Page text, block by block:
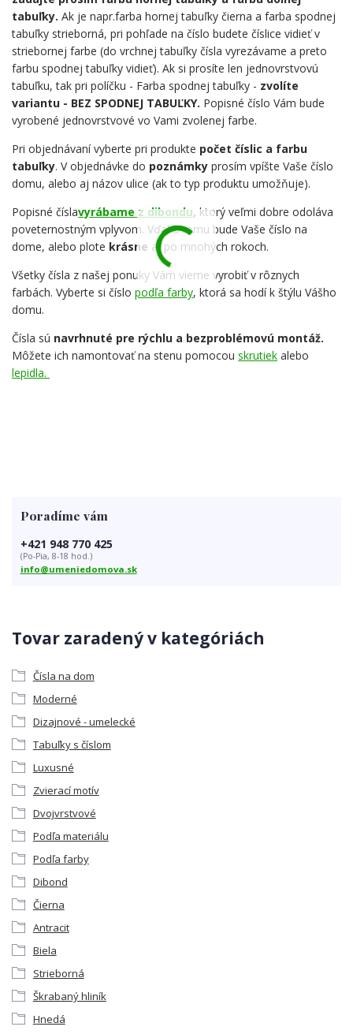
tabuľky. Ak je napr.farba hornej tabuľky čierna a farba spodnej
tabuľky strieborná, pri pohľade na číslo budete číslice vidieť v
striebornej farbe (do vrchnej tabuľky čísla vyrezávame a preto
farbu spodnej tabuľky vidieť). Ak si prosíte len jednovrstvovú
tabuľku, tak pri políčku - Farba spodnej tabuľky - zvolíte
variantu - BEZ SPODNEJ TABUĽKY. Popisné číslo Vám bude
vyrobené jednovrstvové vo Vami zvolenej farbe.
Pri objednávaní vyberte pri produkte počet číslic a farbu
tabuľky. V objednávke do poznámky prosím vpíšte Vaše číslo
domu, alebo aj názov ulice (ak to typ produktu umožňuje).
Popisné číslavyrábame z dibondu, ktorý veľmi dobre odoláva
poveternostným vplyvom. Vďaka tomu bude Vaše číslo na
dome, alebo plote krásne aj po mnohých rokoch.
Všetky čísla z našej ponuky Vám vieme vyrobiť v rôznych
farbách. Vyberte si číslo podľa farby, ktorá sa hodí k štýlu Vášho
domu.
Čísla sú navrhnuté pre rýchlu a bezproblémovú montáž.
Môžete ich namontovať na stenu pomocou skrutiek alebo
lepidla.
Tovar zaradený v kategóriách
Čísla na dom
Moderné
Dizajnové - umelecké
Tabuľky s číslom
Luxusné
Zvierací motív
Dvojvrstvové
Podľa materiálu
Podľa farby
Dibond
Čierna
Antracit
Biela
Strieborná
Škrabaný hliník
Hnedá
Poradíme vám
+421 948 770 425
(Po-Pia, 8-18 hod.)
info@umeniedomova.sk